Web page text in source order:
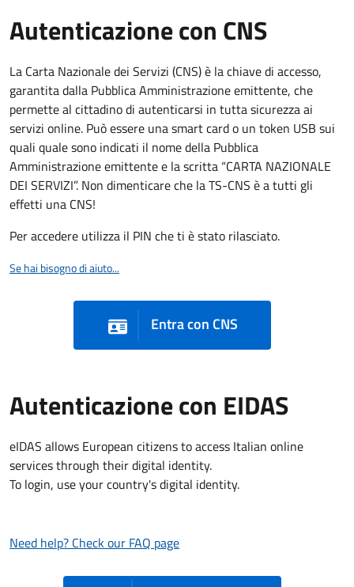
Autenticazione con CNS
La Carta Nazionale dei Servizi (CNS) è la chiave di accesso,
garantita dalla Pubblica Amministrazione emittente, che
permette al cittadino di autenticarsi in tutta sicurezza ai
servizi online. Può essere una smart card o un token USB sui
quali quale sono indicati il nome della Pubblica
Amministrazione emittente e la scritta “CARTA NAZIONALE
DEI SERVIZI”. Non dimenticare che la TS-CNS è a tutti gli
effetti una CNS!
Per accedere utilizza il PIN che ti è stato rilasciato.
Se hai bisogno di aiuto...
Entra con CNS
Autenticazione con EIDAS
eIDAS allows European citizens to access Italian online
services through their digital identity.
To login, use your country's digital identity.
Need help? Check our FAQ page